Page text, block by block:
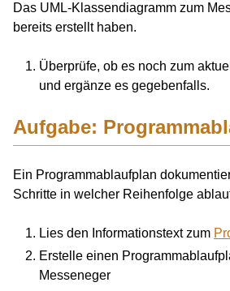
Das UML-Klassendiagramm zum
bereits erstellt haben.
Überprüfe, ob es noch zum
und ergänze es gegebenfalls.
Aufgabe:
Ein Programmablaufplan
Schritte in welcher Reihenfolge
Lies den Informationstext zum
Erstelle einen
Messeneger